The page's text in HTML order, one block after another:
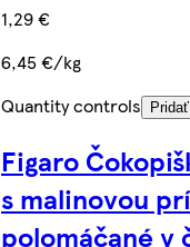
1,29 €
6,45 €/kg
Quantity controls
Pridať
Figaro
s malinovou
polomáčané v